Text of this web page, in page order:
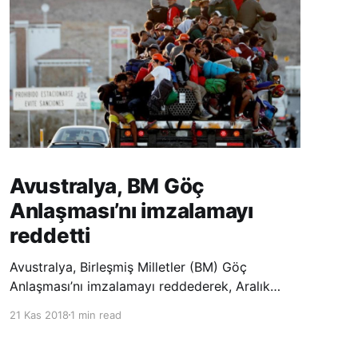
Avustralya, BM Göç
Anlaşması’nı imzalamayı
reddetti
Avustralya, Birleşmiş Milletler (BM) Göç
Anlaşması’nı imzalamayı reddederek, Aralık
konferansta BM üyesi ülkeler tarafından
21 Kas 20181 min read